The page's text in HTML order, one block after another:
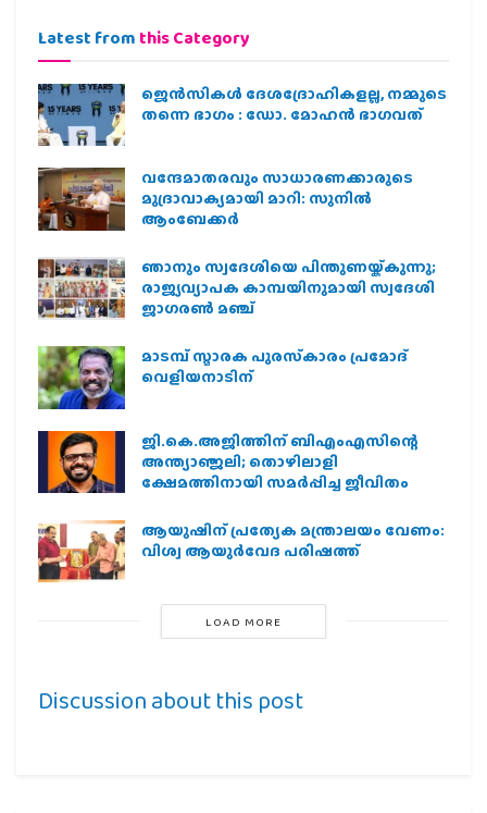
Latest from this Category
ജെന്‍സികള്‍ ദേശദ്രോഹികളല്ല, നമ്മുടെ
തന്നെ ഭാഗം : ഡോ. മോഹന്‍ ഭാഗവത്
വന്ദേമാതരവും സാധാരണക്കാരുടെ
മുദ്രാവാക്യമായി മാറി: സുനിൽ
ആംബേക്കർ
ഞാനും സ്വദേശിയെ പിന്തുണയ്ക്കുന്നു;
രാജ്യവ്യാപക കാമ്പയിനുമായി സ്വദേശി
ജാഗരണ്‍ മഞ്ച്
മാടമ്പ് സ്മാരക പുരസ്‌കാരം പ്രമോദ്
വെളിയനാടിന്
ജി.കെ.അജിത്തിന് ബിഎംഎസിന്റെ
അന്ത്യാഞ്ജലി; തൊഴിലാളി
ക്ഷേമത്തിനായി സമര്‍പ്പിച്ച ജീവിതം
ആയുഷിന് പ്രത്യേക മന്ത്രാലയം വേണം:
വിശ്വ ആയുര്‍വേദ പരിഷത്ത്
LOAD MORE
Discussion about this post